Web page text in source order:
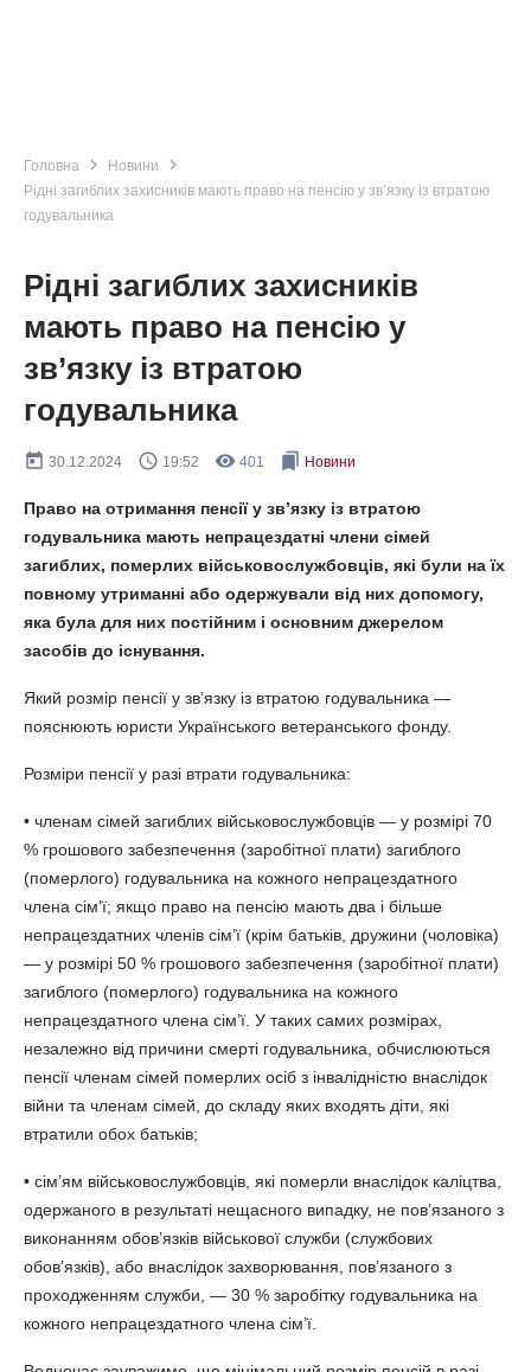
Головна navigate_next Новини navigate_next
Рідні загиблих захисників мають право на пенсію у зв’язку із втратою
годувальника
Рідні загиблих захисників
мають право на пенсію у
зв’язку із втратою
годувальника
today 30.12.2024 query_builder 19:52 remove_red_eye 401 bookmarks Новини
Право на отримання пенсії у зв’язку із втратою
годувальника мають непрацездатні члени сімей
загиблих, померлих військовослужбовців, які були на їх
повному утриманні або одержували від них допомогу,
яка була для них постійним і основним джерелом
засобів до існування.
Який розмір пенсії у зв’язку із втратою годувальника —
пояснюють юристи Українського ветеранського фонду.
Розміри пенсії у разі втрати годувальника:
• членам сімей загиблих військовослужбовців — у розмірі 70
% грошового забезпечення (заробітної плати) загиблого
(померлого) годувальника на кожного непрацездатного
члена сім’ї; якщо право на пенсію мають два і більше
непрацездатних членів сім’ї (крім батьків, дружини (чоловіка)
— у розмірі 50 % грошового забезпечення (заробітної плати)
загиблого (померлого) годувальника на кожного
непрацездатного члена сім’ї. У таких самих розмірах,
незалежно від причини смерті годувальника, обчислюються
пенсії членам сімей померлих осіб з інвалідністю внаслідок
війни та членам сімей, до складу яких входять діти, які
втратили обох батьків;
• сім’ям військовослужбовців, які померли внаслідок каліцтва,
одержаного в результаті нещасного випадку, не пов’язаного з
виконанням обов’язків військової служби (службових
обов’язків), або внаслідок захворювання, пов’язаного з
проходженням служби, — 30 % заробітку годувальника на
кожного непрацездатного члена сім’ї.